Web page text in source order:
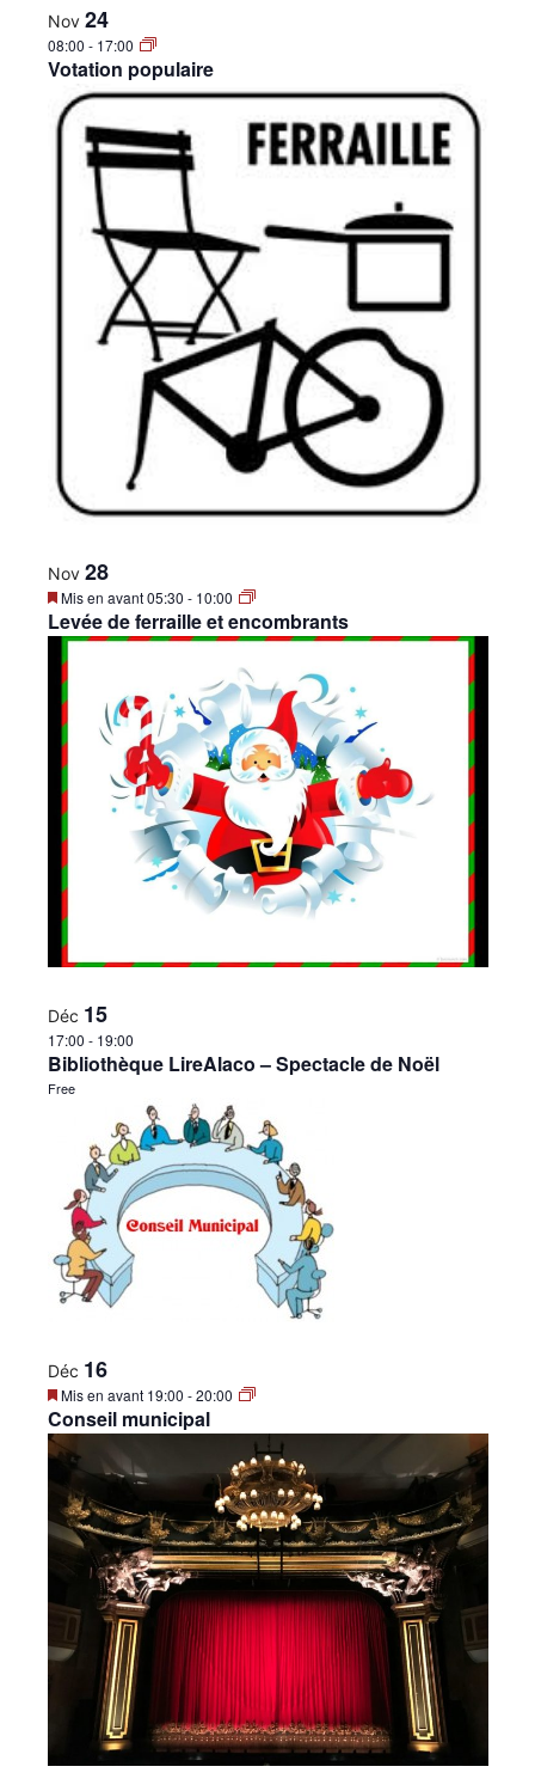
Nov 24
08:00 - 17:00
Votation populaire
Nov 28
Mis en avant 05:30 - 10:00
Levée de ferraille et encombrants
Déc 15
17:00 - 19:00
Bibliothèque LireAlaco – Spectacle de Noël
Free
Déc 16
Mis en avant 19:00 -20:00
Conseil municipal